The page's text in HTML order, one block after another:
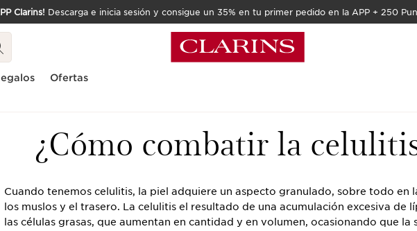
Clarins! Descarga e inicia sesión y consigue un 35% en tu primer pedido en la APP + 250
Ofertas
¿Cómo combatir la
Cuando tenemos celulitis, la piel adquiere un aspecto granulado, sobre todo en
los muslos y el trasero. La celulitis el resultado de una acumulación excesiva de
las células grasas, que aumentan en cantidad y en volumen, ocasionando que la